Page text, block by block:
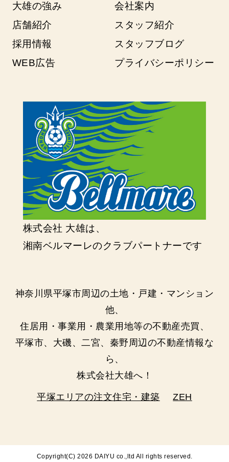
大雄の強み
会社案内
店舗紹介
スタッフ紹介
採用情報
スタッフブログ
WEB広告
プライバシーポリシー
株式会社 大雄は、
湘南ベルマーレのクラブパートナーです
神奈川県平塚市周辺の土地・戸建・マンション
他、
住居用・事業用・農業用地等の不動産売買、
平塚市、大磯、二宮、秦野周辺の不動産情報な
ら、
株式会社大雄へ！
平塚エリアの注文住宅・建築 ZEH
Copyright(C) 2026 DAIYU co.,ltd All rights reserved.